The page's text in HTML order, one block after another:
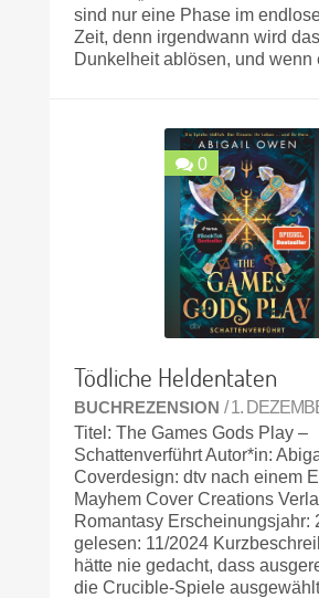
sind nur eine Phase im
Zeit, denn irgendwann wird
Dunkelheit ablösen, und
0
Tödliche Heldentaten
BUCHREZENSION / 1.
Titel: The Games Gods Play –
Schattenverführt Autor*in:
Coverdesign: dtv nach einem
Mayhem Cover Creations
Romantasy Erscheinungsjahr:
gelesen: 11/2024
hätte nie gedacht, dass
die Crucible-Spiele